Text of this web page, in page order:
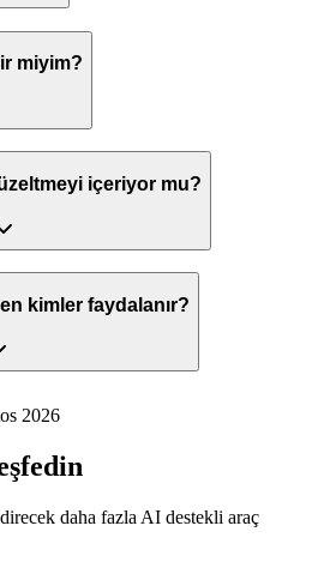
miyim?
içeriyor mu?
kimler faydalanır?
2026
daha fazla AI destekli araç